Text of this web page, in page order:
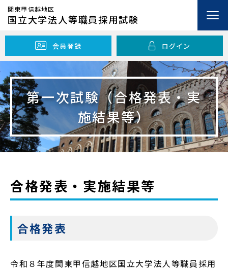
関東甲信越地区
国立大学法人等職員採用試験
会員登録 ログイン
開
閉
機関紹介
開
閉
仕事案内
開
閉
採用試験情報
採用試験関係
FAQ
第一次試験（合格発表・実
施結果等）
合格発表・実施結果等
合格発表
令和８年度関東甲信越地区国立大学法人等職員採用